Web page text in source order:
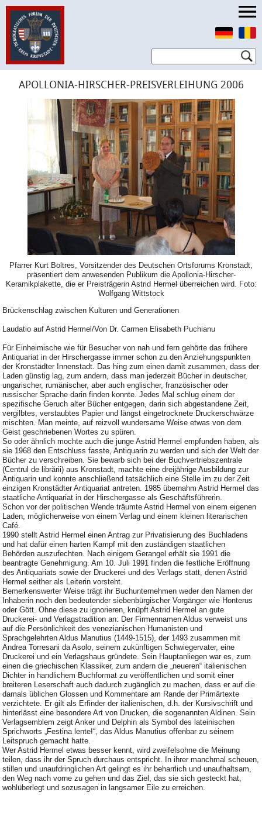
APOLLONIA-HIRSCHER-PREISVERLEIHUNG 2006
Pfarrer Kurt Boltres, Vorsitzender des Deutschen Ortsforums Kronstadt,
präsentiert dem anwesenden Publikum die Apollonia-Hirscher-
Keramikplakette, die er Preisträgerin Astrid Hermel überreichen wird. Foto:
Wolfgang Wittstock
Brückenschlag zwischen Kulturen und Generationen
Laudatio auf Astrid Hermel/Von Dr. Carmen Elisabeth Puchianu
Für Einheimische wie für Besucher von nah und fern gehörte das frühere
Antiquariat in der Hirschergasse immer schon zu den Anziehungspunkten
der Kronstädter Innenstadt. Das hing zum einen damit zusammen, dass der
Laden günstig lag, zum andern, dass man jederzeit Bücher in deutscher,
ungarischer, rumänischer, aber auch englischer, französischer oder
russischer Sprache darin finden konnte. Jedes Mal schlug einem der
spezifische Geruch alter Bücher entgegen, darin sich abgestandene Zeit,
vergilbtes, verstaubtes Papier und längst eingetrocknete Druckerschwärze
mischten. Man meinte, auf reizvoll wundersame Weise etwas von dem
Geist geschriebenen Wortes zu spüren.
So oder ähnlich mochte auch die junge Astrid Hermel empfunden haben, als
sie 1968 den Entschluss fasste, Antiquarin zu werden und sich der Welt der
Bücher zu verschreiben. Sie bewarb sich bei der Buchvertriebszentrale
(Centrul de librării) aus Kronstadt, machte eine dreijährige Ausbildung zur
Antiquarin und konnte anschließend tatsächlich eine Stelle im zu der Zeit
einzigen Kronstädter Antiquariat antreten. 1985 übernahm Astrid Hermel das
staatliche Antiquariat in der Hirschergasse als Geschäftsführerin.
Schon vor der politischen Wende träumte Astrid Hermel von einem eigenen
Laden, möglicherweise von einem Verlag und einem kleinen literarischen
Café.
1990 stellt Astrid Hermel einen Antrag zur Privatisierung des Buchladens
und hat dafür einen harten Kampf mit den zuständigen staatlichen
Behörden auszufechten. Nach einigem Gerangel erhält sie 1991 die
beantragte Genehmigung. Am 10. Juli 1991 finden die festliche Eröffnung
des Antiquariats sowie der Druckerei und des Verlags statt, denen Astrid
Hermel seither als Leiterin vorsteht.
Bemerkenswerter Weise trägt ihr Buchunternehmen weder den Namen der
Inhaberin noch den bedeutender siebenbürgischer Vorgänger wie Honterus
oder Gött. Ohne diese zu ignorieren, knüpft Astrid Hermel an gute
Druckerei- und Verlagstradition an: Der Firmennamen Aldus verweist uns
auf die Persönlichkeit des venezianischen Humanisten und
Sprachgelehrten Aldus Manutius (1449-1515), der 1493 zusammen mit
Andrea Torresani da Asolo, seinem zukünftigen Schwiegervater, eine
Druckerei und ein Verlagshaus gründete. Sein Hauptanliegen war es, zum
einen die griechischen Klassiker, zum andern die „neueren“ italienischen
Dichter in handlichem Buchformat zu veröffentlichen und somit einer
breiteren Leserschaft auch dadurch zugänglich zu machen, dass er auf die
damals üblichen Glossen und Kommentare am Rande der Primärtexte
verzichtete. Er gilt als Erfinder der italienischen, d.h. der Kursivschrift und
hinterlässt eine besondere Art von Drucken, die sogenannten Aldinen. Sein
Verlagsemblem zeigt Anker und Delphin als Symbol des lateinischen
Sprichworts „Festina lente!“, das Aldus Manutius offenbar zu seinem
Leitspruch gemacht hatte.
Wer Astrid Hermel etwas besser kennt, wird zweifelsohne die Meinung
teilen, dass ihr der Spruch durchaus entspricht. In ihrer manchmal scheuen,
stillen und unaufdringlichen Art gelingt es ihr beharrlich und unaufhaltsam,
den Weg nach vorne zu gehen und das Ziel, das sie sich gesteckt hat,
wohlüberlegt und sozusagen in langsamer Eile zu erreichen.